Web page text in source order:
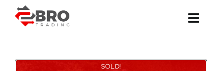
naar
inhoud
SOLD!